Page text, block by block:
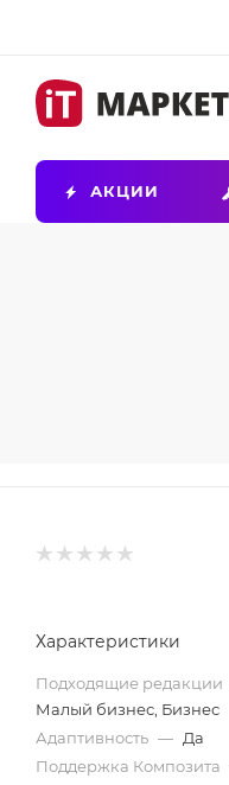
АКЦИИ
Характеристики
Подходящие редакции
Малый бизнес, Бизнес
Адаптивность — Да
Поддержка Композита